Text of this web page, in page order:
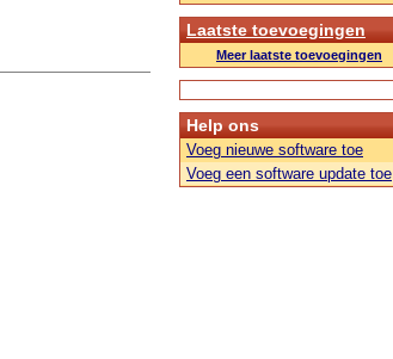
Laatste toevoegingen
Meer laatste toevoegingen
Help ons
Voeg nieuwe software toe
Voeg een software update toe